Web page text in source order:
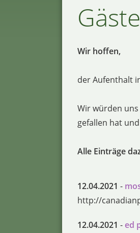
Wir hoffen,
der Aufenthalt
Wir würden
gefallen hat
Alle Einträge
12.04.2021 -
http://
12.04.2021 -ed